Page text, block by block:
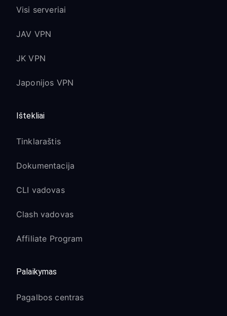
Visi serveriai
JAV VPN
JK VPN
Japonijos VPN
Ištekliai
Tinklaraštis
Dokumentacija
CLI vadovas
Clash vadovas
Affiliate Program
Palaikymas
Pagalbos centras